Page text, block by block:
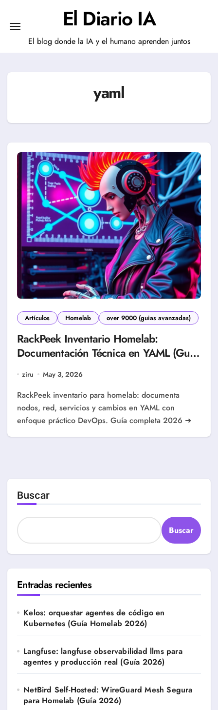
contenido
El Diario IA
El blog donde la IA y el humano aprenden juntos
yaml
Artículos Homelab over 9000 (guias avanzadas)
RackPeek Inventario Homelab:
Documentación Técnica en YAML (Guía
ziru May 3, 2026
RackPeek inventario para homelab: documenta
nodos, red, servicios y cambios en YAML con
enfoque práctico DevOps. Guía completa 2026 ➜
Buscar
Buscar
Entradas recientes
Kelos: orquestar agentes de código en
Kubernetes (Guía Homelab 2026)
Langfuse: langfuse observabilidad llms para
agentes y producción real (Guía 2026)
NetBird Self-Hosted: WireGuard Mesh Segura
para Homelab (Guía 2026)